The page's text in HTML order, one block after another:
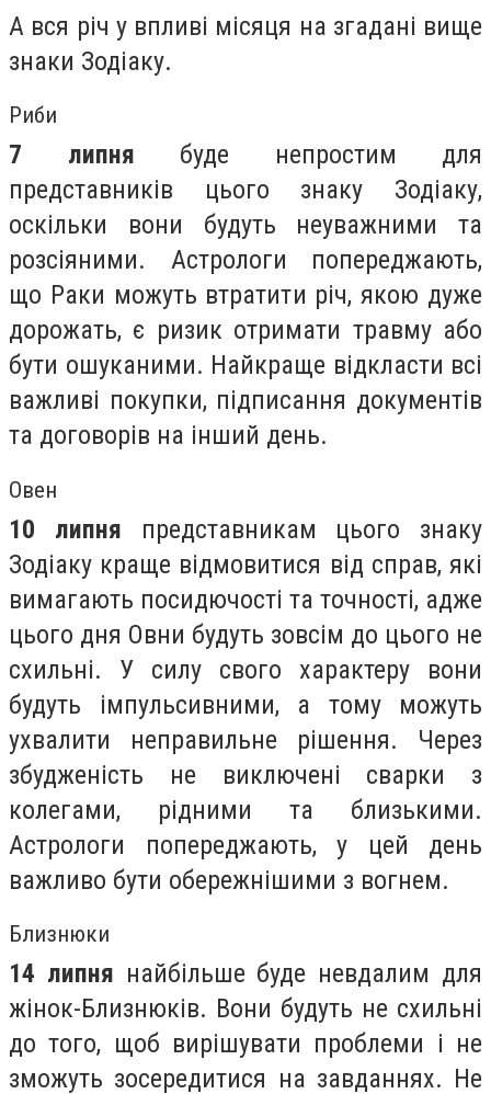
А вся річ у впливі місяця на згадані вище
знаки Зодіаку.
Риби
7 липня буде непростим для
представників цього знаку Зодіаку,
оскільки вони будуть неуважними та
розсіяними. Астрологи попереджають,
що Раки можуть втратити річ, якою дуже
дорожать, є ризик отримати травму або
бути ошуканими. Найкраще відкласти всі
важливі покупки, підписання документів
та договорів на інший день.
Овен
10 липня представникам цього знаку
Зодіаку краще відмовитися від справ, які
вимагають посидючості та точності, адже
цього дня Овни будуть зовсім до цього не
схильні. У силу свого характеру вони
будуть імпульсивними, а тому можуть
ухвалити неправильне рішення. Через
збудженість не виключені сварки з
колегами, рідними та близькими.
Астрологи попереджають, у цей день
важливо бути обережнішими з вогнем.
Близнюки
14 липня найбільше буде невдалим для
жінок-Близнюків. Вони будуть не схильні
до того, щоб вирішувати проблеми і не
зможуть зосередитися на завданнях. Не